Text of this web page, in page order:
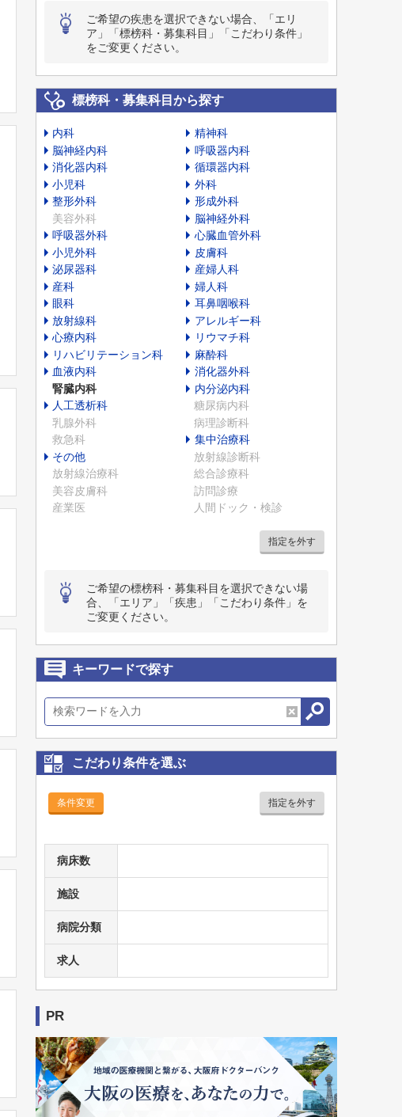
ご希望の疾患を選択できない場合、「エリ
ア」「標榜科・募集科目」「こだわり条件」
をご変更ください。
標榜科・募集科目から探す
内科
精神科
脳神経内科
呼吸器内科
消化器内科
循環器内科
小児科
外科
整形外科
形成外科
美容外科
脳神経外科
呼吸器外科
心臓血管外科
小児外科
皮膚科
泌尿器科
産婦人科
産科
婦人科
眼科
耳鼻咽喉科
放射線科
アレルギー科
心療内科
リウマチ科
リハビリテーション科
麻酔科
血液内科
消化器外科
腎臓内科
内分泌内科
人工透析科
糖尿病内科
乳腺外科
病理診断科
救急科
集中治療科
その他
放射線診断科
放射線治療科
総合診療科
美容皮膚科
訪問診療
産業医
人間ドック・検診
指定を外す
ご希望の標榜科・募集科目を選択できない場
合、「エリア」「疾患」「こだわり条件」を
ご変更ください。
キーワードで探す
こだわり条件を選ぶ
条件変更 指定を外す
病床数
施設
病院分類
求人
PR